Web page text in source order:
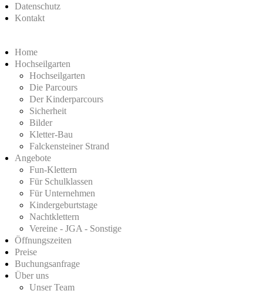
Datenschutz
Kontakt
Home
Hochseilgarten
Hochseilgarten
Die Parcours
Der Kinderparcours
Sicherheit
Bilder
Kletter-Bau
Falckensteiner Strand
Angebote
Fun-Klettern
Für Schulklassen
Für Unternehmen
Kindergeburtstage
Nachtklettern
Vereine - JGA - Sonstige
Öffnungszeiten
Preise
Buchungsanfrage
Über uns
Unser Team